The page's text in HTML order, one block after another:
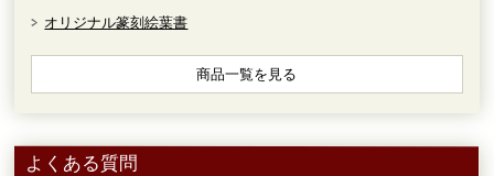
オリジナル篆刻絵葉書
商品一覧を見る
よくある質問